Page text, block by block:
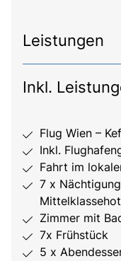
Leistungen
Inkl.
Flug Wien –
Inkl.
Fahrt im
7 x
Zimmer mit
7x Frühstück
5 x